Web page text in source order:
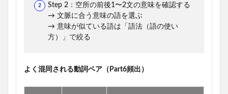
Step 2：空所の前後1〜2文の意味を確認する
→ 文脈に合う意味の語を選ぶ
→ 意味が似ている語は「語法（語の使い
方）」で絞る
よく混同される動詞ペア（Part6頻出）